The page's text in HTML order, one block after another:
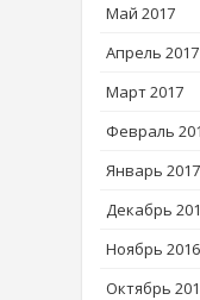
Май 2017
Апрель 2017
Март 2017
Февраль
Январь 2017
Декабрь
Ноябрь 2016
Октябрь